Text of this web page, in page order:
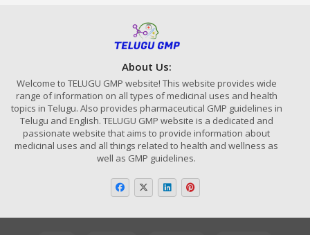
About Us:
Welcome to TELUGU GMP website! This website provides wide
range of information on all types of medicinal uses and health
topics in Telugu. Also provides pharmaceutical GMP guidelines in
Telugu and English. TELUGU GMP website is a dedicated and
passionate website that aims to provide information about
medicinal uses and all things related to health and wellness as
well as GMP guidelines.